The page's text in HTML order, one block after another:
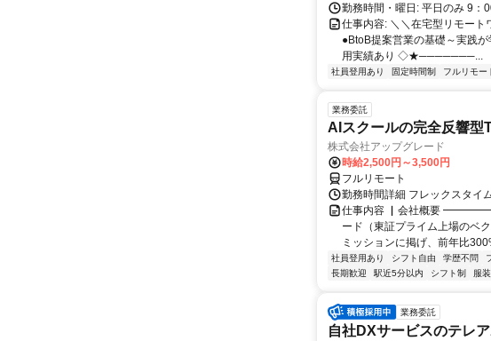
勤務時間・曜日: 平日のみ 9：
仕事内容: ＼＼在宅型リモ
●BtoB提案営業の基礎～実践
用実績あり ◇★───────...
社員登用あり 固定時間制 フルリモー
業務委託
AIスクールの完全反響型
株式会社アップグレード
時給2,500円～3,500円
フルリモート
勤務時間詳細 フレックスタイ
仕事内容 ▏会社概要
ード（東証プライム上場のベ
ミッションに掲げ、前年比
社員登用あり シフト自由 学歴不問
長期歓迎
駅近5分以内 シフト制 服
業務委託
自社DXサービスのテレ